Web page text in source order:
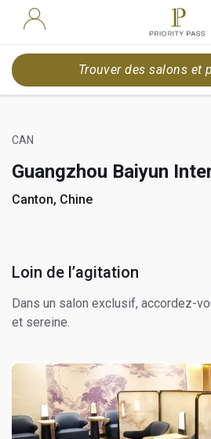
Trouver des salons et
CAN
Guangzhou Baiyun
Canton, Chine
Loin de l’agitation
Dans un salon exclusif, accordez-
et sereine.